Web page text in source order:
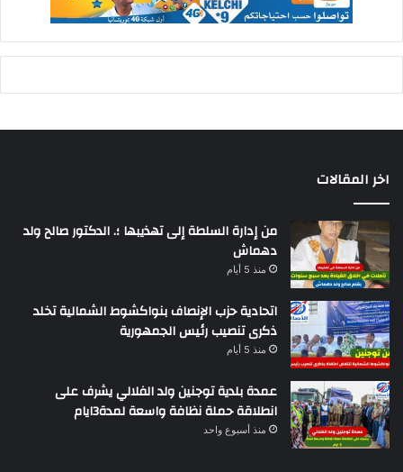
اخر المقالات
من إدارة السلطة إلى تهذيبها ؛. الدكتور صالح ولد
دهماش
منذ 5 أيام
اتحادية حزب الإنصاف بنواكشوط الشمالية تخلد
ذكرى تنصيب رئيس الجمهورية
منذ 5 أيام
عمدة بلدية توجنين ولد الفلالي يشرف على
انطلاقة حملة نظافة واسعة لمدة3ايام
منذ أسبوع واحد